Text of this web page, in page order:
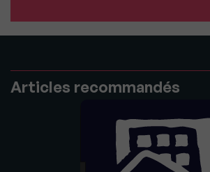
Articles recommandés